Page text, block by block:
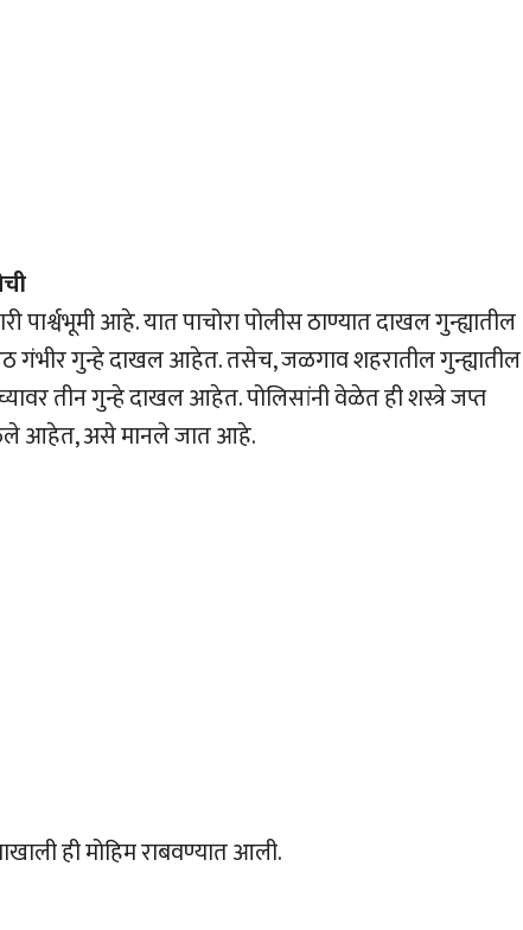
आहे. यात पाचोरा पोलीस ठाण्यात दाखल गुन्ह्यातील
गुन्हे दाखल आहेत. तसेच, जळगाव शहरातील गुन्ह्यातील
तीन गुन्हे दाखल आहेत. पोलिसांनी वेळेत ही शस्त्रे जप्त
आहेत, असे मानले जात आहे.
ही मोहिम राबवण्यात आली.